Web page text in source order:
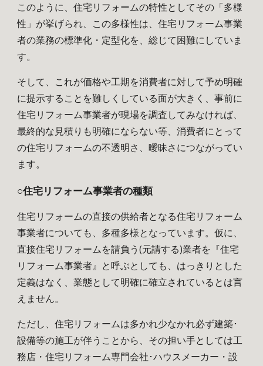
このように、住宅リフォームの特性としてその「多様
性」が挙げられ、この多様性は、住宅リフォーム事業
者の業務の標準化・定型化を、総じて困難にしていま
す。
そして、これが価格や工期を消費者に対して予め明確
に提示することを難しくしている面が大きく、事前に
住宅リフォーム事業者が現場を調査してみなければ、
最終的な見積りも明確にならない等、消費者にとって
の住宅リフォームの不透明さ、曖昧さにつながってい
ます。
○住宅リフォーム事業者の種類
住宅リフォームの直接の供給者となる住宅リフォーム
事業者についても、多種多様となっています。仮に、
直接住宅リフォームを請負う(元請する)業者を『住宅
リフォーム事業者』と呼ぶとしても、はっきりとした
定義はなく、業態として明確に確立されているとは言
えません。
ただし、住宅リフォームは多かれ少なかれ必ず建築･
設備等の施工が伴うことから、その担い手としては工
務店・住宅リフォーム専門会社･ハウスメーカー・設